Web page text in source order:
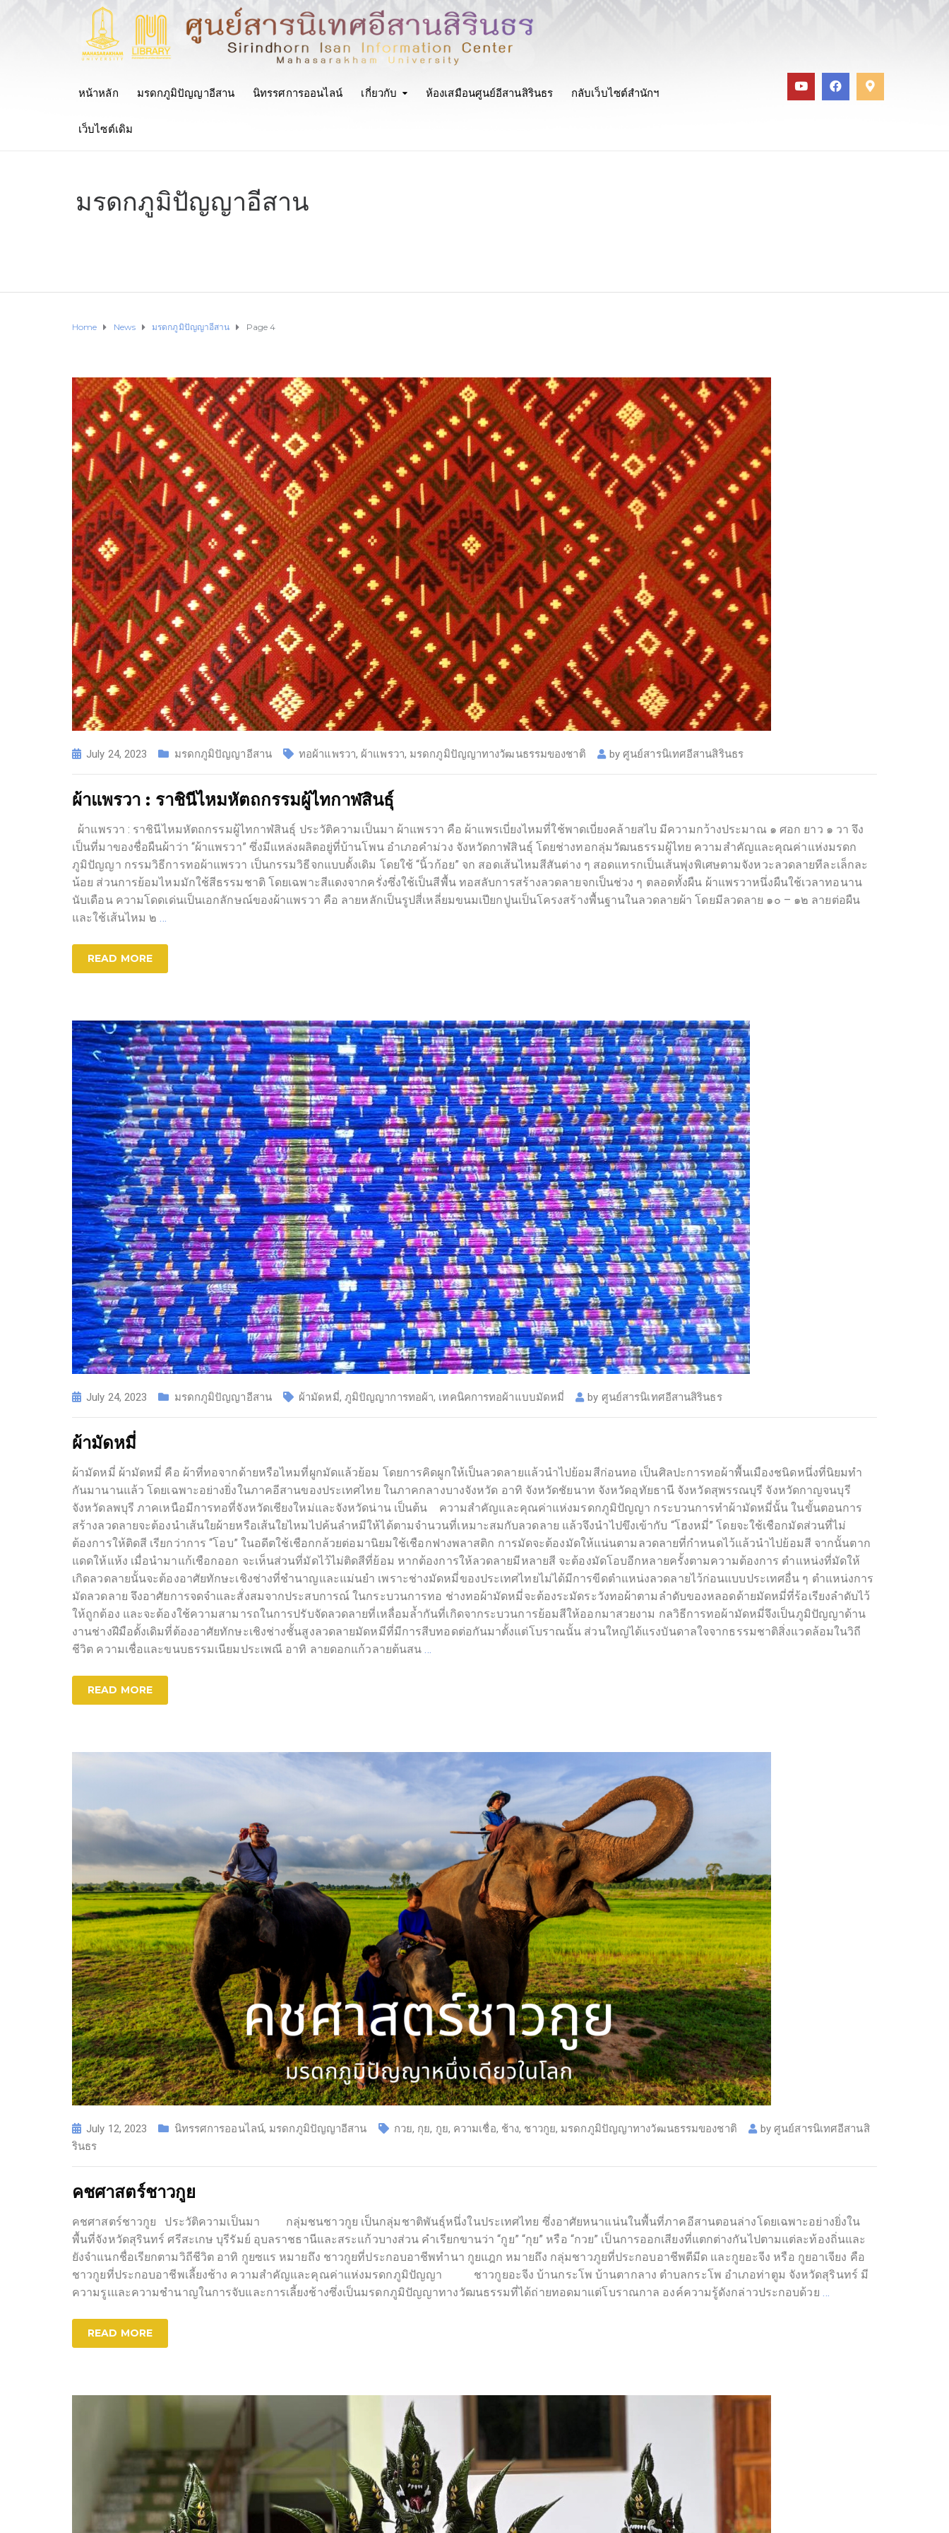
หน้าหลัก มรดกภูมิปัญญาอีสาน นิทรรศการออนไลน์ เกี่ยวกับ ห้องเสมือนศูนย์อีสานสิรินธร กลับเว็บไซต์สำนักฯ
เว็บไซต์เดิม
มรดกภูมิปัญญาอีสาน
Home News มรดกภูมิปัญญาอีสาน Page 4
July 24, 2023 มรดกภูมิปัญญาอีสาน ทอผ้าแพรวา, ผ้าแพรวา, มรดกภูมิปัญญาทางวัฒนธรรมของชาติ byศูนย์สารนิเทศอีสานสิรินธร
ผ้าแพรวา : ราชินีไหมหัตถกรรมผู้ไทกาฬสินธุ์
ผ้าแพรวา : ราชินีไหมหัตถกรรมผู้ไทกาฬสินธุ์ ประวัติความเป็นมา ผ้าแพรวา คือ ผ้าแพรเบี่ยงไหมที่ใช้พาดเบี่ยงคล้ายสไบ มีความกว้างประมาณ ๑ ศอก ยาว ๑ วา จึง
เป็นที่มาของชื่อผืนผ้าว่า “ผ้าแพรวา” ซึ่งมีแหล่งผลิตอยู่ที่บ้านโพน อำเภอคำม่วง จังหวัดกาฬสินธุ์ โดยช่างทอกลุ่มวัฒนธรรมผู้ไทย ความสำคัญและคุณค่าแห่งมรดก
ภูมิปัญญา กรรมวิธีการทอผ้าแพรวา เป็นกรรมวิธีจกแบบดั้งเดิม โดยใช้ “นิ้วก้อย” จก สอดเส้นไหมสีสันต่าง ๆ สอดแทรกเป็นเส้นพุ่งพิเศษตามจังหวะลวดลายทีละเล็กละ
น้อย ส่วนการย้อมไหมมักใช้สีธรรมชาติ โดยเฉพาะสีแดงจากครั่งซึ่งใช้เป็นสีพื้น ทอสลับการสร้างลวดลายจกเป็นช่วง ๆ ตลอดทั้งผืน ผ้าแพรวาหนึ่งผืนใช้เวลาทอนาน
นับเดือน ความโดดเด่นเป็นเอกลักษณ์ของผ้าแพรวา คือ ลายหลักเป็นรูปสี่เหลี่ยมขนมเปียกปูนเป็นโครงสร้างพื้นฐานในลวดลายผ้า โดยมีลวดลาย ๑๐ – ๑๒ ลายต่อผืน
และใช้เส้นไหม ๒…
READ MORE
July 24, 2023 มรดกภูมิปัญญาอีสาน ผ้ามัดหมี่, ภูมิปัญญาการทอผ้า, เทคนิคการทอผ้าแบบมัดหมี่ by ศูนย์สารนิเทศอีสานสิรินธร
ผ้ามัดหมี่
ผ้ามัดหมี่ ผ้ามัดหมี่ คือ ผ้าที่ทอจากด้ายหรือไหมที่ผูกมัดแล้วย้อม โดยการคิดผูกให้เป็นลวดลายแล้วนำไปย้อมสีก่อนทอ เป็นศิลปะการทอผ้าพื้นเมืองชนิดหนึ่งที่นิยมทำ
กันมานานแล้ว โดยเฉพาะอย่างยิ่งในภาคอีสานของประเทศไทย ในภาคกลางบางจังหวัด อาทิ จังหวัดชัยนาท จังหวัดอุทัยธานี จังหวัดสุพรรณบุรี จังหวัดกาญจนบุรี
จังหวัดลพบุรี ภาคเหนือมีการทอที่จังหวัดเชียงใหม่และจังหวัดน่าน เป็นต้น ความสำคัญและคุณค่าแห่งมรดกภูมิปัญญา กระบวนการทำผ้ามัดหมี่นั้น ในขั้นตอนการ
สร้างลวดลายจะต้องนำเส้นใยผ้ายหรือเส้นใยไหมไปค้นลำหมีให้ได้ตามจำนวนที่เหมาะสมกับลวดลาย แล้วจึงนำไปขึงเข้ากับ “โฮงหมี่” โดยจะใช้เชือกมัดส่วนที่ไม่
ต้องการให้ติดสี เรียกว่าการ “โอบ” ในอดีตใช้เชือกกล้วยต่อมานิยมใช้เชือกฟางพลาสติก การมัดจะต้องมัดให้แน่นตามลวดลายที่กำหนดไว้แล้วนำไปย้อมสี จากนั้นตาก
แดดให้แห้ง เมื่อนำมาแก้เชือกออก จะเห็นส่วนที่มัดไว้ไม่ติดสีที่ย้อม หากต้องการให้ลวดลายมีหลายสี จะต้องมัดโอบอีกหลายครั้งตามความต้องการ ตำแหน่งที่มัดให้
เกิดลวดลายนั้นจะต้องอาศัยทักษะเชิงช่างที่ชำนาญและแม่นยำ เพราะช่างมัดหมี่ของประเทศไทยไม่ได้มีการขีดตำแหน่งลวดลายไว้ก่อนแบบประเทศอื่น ๆ ตำแหน่งการ
มัดลวดลาย จึงอาศัยการจดจำและสั่งสมจากประสบการณ์ ในกระบวนการทอ ช่างทอผ้ามัดหมี่จะต้องระมัดระวังทอผ้าตามลำดับของหลอดด้ายมัดหมี่ที่ร้อเรียงลำดับไว้
ให้ถูกต้อง และจะต้องใช้ความสามารถในการปรับจัดลวดลายที่เหลื่อมล้ำกันที่เกิดจากระบวนการย้อมสีให้ออกมาสวยงาม กลวิธีการทอผ้ามัดหมี่จึงเป็นภูมิปัญญาด้าน
งานช่างฝีมือดั้งเดิมที่ต้องอาศัยทักษะเชิงช่างชั้นสูงลวดลายมัดหมีที่มีการสีบทอดต่อกันมาตั้งแต่โบราณนั้น ส่วนใหญ่ได้แรงบันดาลใจจากธรรมชาติสิ่งแวดล้อมในวิถี
ชีวิต ความเชื่อและขนบธรรมเนียมประเพณี อาทิ ลายดอกแก้วลายต้นสน…
READ MORE
July 12, 2023 นิทรรศการออนไลน์, มรดกภูมิปัญญาอีสาน กวย, กุย, กูย, ความเชื่อ, ช้าง, ชาวกูย, มรดกภูมิปัญญาทางวัฒนธรรมของชาติ byศูนย์สารนิเทศอีสานสิ
รินธร
คชศาสตร์ชาวกูย
คชศาสตร์ชาวกูย ประวัติความเป็นมา กลุ่มชนชาวกูย เป็นกลุ่มชาติพันธุ์หนึ่งในประเทศไทย ซึ่งอาศัยหนาแน่นในพื้นที่ภาคอีสานตอนล่างโดยเฉพาะอย่างยิ่งใน
พื้นที่จังหวัดสุรินทร์ ศรีสะเกษ บุรีรัมย์ อุบลราชธานีและสระแก้วบางส่วน คำเรียกขานว่า “กูย” “กุย” หรือ “กวย” เป็นการออกเสียงที่แตกต่างกันไปตามแต่ละท้องถิ่นและ
ยังจำแนกชื่อเรียกตามวิถีชีวิต อาทิ กูยซแร หมายถึง ชาวกูยที่ประกอบอาชีพทำนา กูยแฎก หมายถึง กลุ่มชาวภูยที่ประกอบอาชีพตีมีด และกูยอะจีง หรือ กูยอาเจียง คือ
ชาวกูยที่ประกอบอาชีพเลี้ยงช้าง ความสำคัญและคุณค่าแห่งมรดกภูมิปัญญา ชาวกูยอะจีง บ้านกระโพ บ้านตากลาง ตำบลกระโพ อำเภอท่าตูม จังหวัดสุรินทร์ มี
ความรูเและความชำนาญในการจับและการเลี้ยงช้างซึ่งเป็นมรดกภูมิปัญญาทางวัฒนธรรมที่ได้ถ่ายทอดมาแต่โบราณกาล องค์ความรู้ดังกล่าวประกอบด้วย …
READ MORE